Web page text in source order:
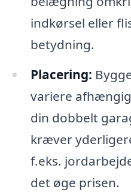
indkørsel eller
betydning.
Placering:
variere
din dobbelt
kræver
f.eks.
det øge prisen.